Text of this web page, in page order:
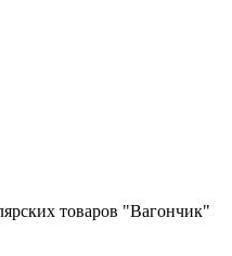
товаров "Вагончик"